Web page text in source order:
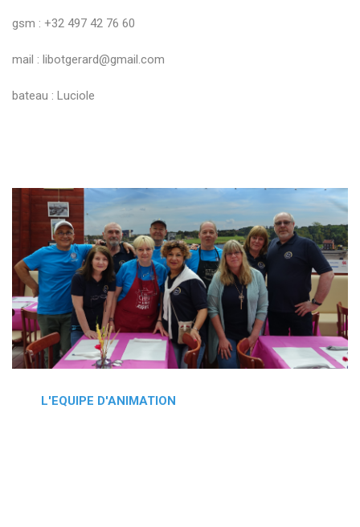
gsm : +32 497 42 76 60
mail : libotgerard@gmail.com
bateau : Luciole
L'EQUIPE D'ANIMATION